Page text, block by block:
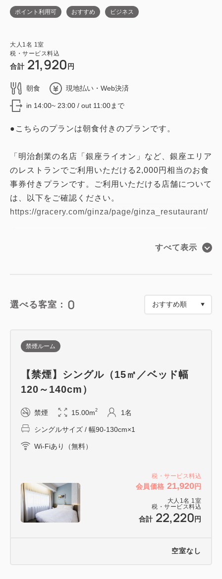
ポイント利用可 おすすめ ビジネス
大人 1 名 1 室
税・サービス料込
合計 21,920 円
朝食 現地払い・Web決済
in 14:00~ 23:00 / out 11:00まで
●こちらのプランは朝食付きのプランです。
「明治創業の名店「銀座ライオン」など、銀座エリア
のレストランでご利用いただける2,000円相当のお食
事券付きプランです。ご利用いただける店舗について
は、以下をご確認ください。
https://gracery.com/ginza/page/ginza_resutaurant/
・有効期限は、ご宿泊のチェックイン日からチェック
舗でのお支払い時にご利用いただけます。釣銭はお渡
ししかねます。
ホテル側での代理予約はいたしかねます。
譲渡はできません。
朝食ビュッフェ付きのプランです。
銀座駅から徒歩３分の立地で、ビジネスはもちろん、
ショッピングやカフェ巡り、コンサ－トや観劇にも便
利なホテルです♪
大きな窓に囲まれたレストラン「SAKURA」では、
イタリアンをメインとした洋食と和食派にもうれしい
白米に合うお惣菜などビュッフェ形式の朝食をご用意
すべて表示
選べる客室： 0
税・サービス料込
会員価格 21,920円
大人 1 名 1 室
税・サービス料込
合計 22,220 円
禁煙ルーム
【禁煙】シングル（15㎡／ベッド幅
120～140cm）
禁煙 15.00m2 1名
シングルサイズ / 幅90-130cm×1
Wi-Fiあり（無料）
空室なし